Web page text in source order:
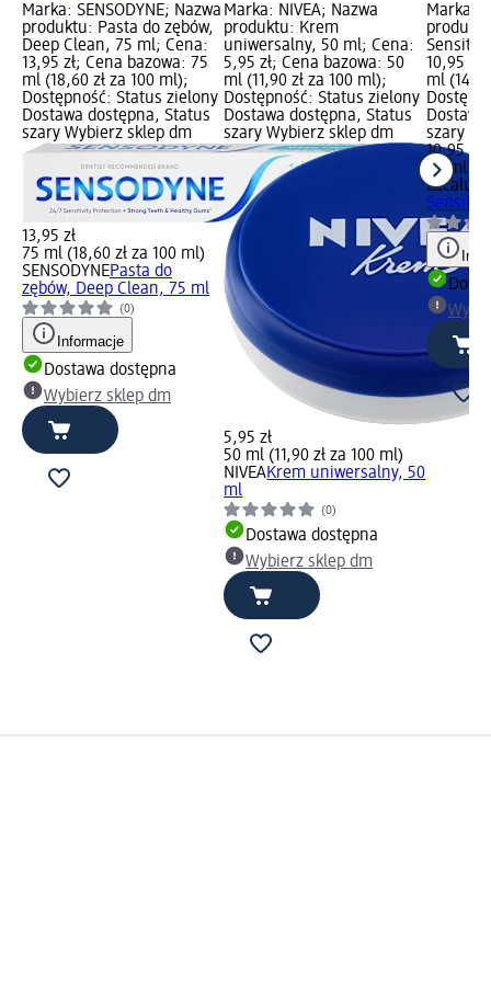
Marka: SENSODYNE; Nazwa
produktu: Pasta do zębów,
Deep Clean, 75 ml; Cena:
13,95 zł; Cena bazowa: 75
ml (18,60 zł za 100 ml);
Dostępność: Status zielony
Dostawa dostępna, Status
szary Wybierz sklep dm
13,95 zł
75 ml (18,60 zł za 100 ml)
SENSODYNEPasta do
zębów, Deep Clean, 75 ml
(0)
Informacje
Dostawa dostępna
Wybierz sklep dm
Marka: NIVEA; Nazwa
produktu: Krem
uniwersalny, 50 ml; Cena:
5,95 zł; Cena bazowa: 50
ml (11,90 zł za 100 ml);
Dostępność: Status zielony
Dostawa dostępna, Status
szary Wybierz sklep dm
5,95 zł
50 ml (11,90 zł za 100 ml)
NIVEAKrem uniwersalny, 50
ml
(0)
Dostawa dostępna
Wybierz sklep dm
Marka:
10,95
ml
szary
10,95 zł
75 ml
Lacalut